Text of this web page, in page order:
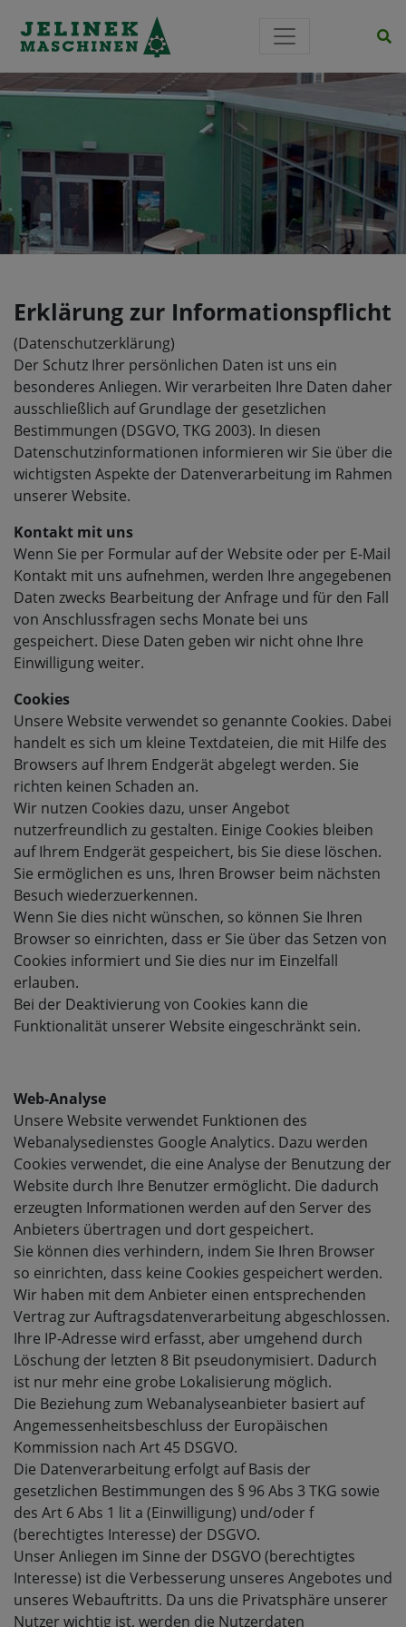
Erklärung zur Informationspflicht
(Datenschutzerklärung)
Der Schutz Ihrer persönlichen Daten ist uns ein
besonderes Anliegen. Wir verarbeiten Ihre Daten daher
ausschließlich auf Grundlage der gesetzlichen
Bestimmungen (DSGVO, TKG 2003). In diesen
Datenschutzinformationen informieren wir Sie über die
wichtigsten Aspekte der Datenverarbeitung im Rahmen
unserer Website.
Kontakt mit uns
Wenn Sie per Formular auf der Website oder per E-Mail
Kontakt mit uns aufnehmen, werden Ihre angegebenen
Daten zwecks Bearbeitung der Anfrage und für den Fall
von Anschlussfragen sechs Monate bei uns
gespeichert. Diese Daten geben wir nicht ohne Ihre
Einwilligung weiter.
Cookies
Unsere Website verwendet so genannte Cookies. Dabei
handelt es sich um kleine Textdateien, die mit Hilfe des
Browsers auf Ihrem Endgerät abgelegt werden. Sie
richten keinen Schaden an.
Wir nutzen Cookies dazu, unser Angebot
nutzerfreundlich zu gestalten. Einige Cookies bleiben
auf Ihrem Endgerät gespeichert, bis Sie diese löschen.
Sie ermöglichen es uns, Ihren Browser beim nächsten
Besuch wiederzuerkennen.
Wenn Sie dies nicht wünschen, so können Sie Ihren
Browser so einrichten, dass er Sie über das Setzen von
Cookies informiert und Sie dies nur im Einzelfall
erlauben.
Bei der Deaktivierung von Cookies kann die
Funktionalität unserer Website eingeschränkt sein.
Web-Analyse
Unsere Website verwendet Funktionen des
Webanalysedienstes Google Analytics. Dazu werden
Cookies verwendet, die eine Analyse der Benutzung der
Website durch Ihre Benutzer ermöglicht. Die dadurch
erzeugten Informationen werden auf den Server des
Anbieters übertragen und dort gespeichert.
Sie können dies verhindern, indem Sie Ihren Browser
so einrichten, dass keine Cookies gespeichert werden.
Wir haben mit dem Anbieter einen entsprechenden
Vertrag zur Auftragsdatenverarbeitung abgeschlossen.
Ihre IP-Adresse wird erfasst, aber umgehend durch
Löschung der letzten 8 Bit pseudonymisiert. Dadurch
ist nur mehr eine grobe Lokalisierung möglich.
Die Beziehung zum Webanalyseanbieter basiert auf
Angemessenheitsbeschluss der Europäischen
Kommission nach Art 45 DSGVO.
Die Datenverarbeitung erfolgt auf Basis der
gesetzlichen Bestimmungen des § 96 Abs 3 TKG sowie
des Art 6 Abs 1 lit a (Einwilligung) und/oder f
(berechtigtes Interesse) der DSGVO.
Unser Anliegen im Sinne der DSGVO (berechtigtes
Interesse) ist die Verbesserung unseres Angebotes und
unseres Webauftritts. Da uns die Privatsphäre unserer
Nutzer wichtig ist, werden die Nutzerdaten